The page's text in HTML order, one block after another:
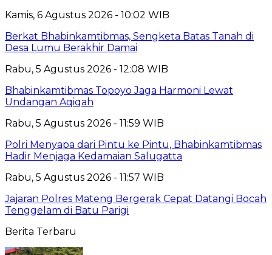
Kamis, 6 Agustus 2026 - 10:02 WIB
Berkat Bhabinkamtibmas, Sengketa Batas Tanah di
Desa Lumu Berakhir Damai
Rabu, 5 Agustus 2026 - 12:08 WIB
Bhabinkamtibmas Topoyo Jaga Harmoni Lewat
Undangan Aqiqah
Rabu, 5 Agustus 2026 - 11:59 WIB
Polri Menyapa dari Pintu ke Pintu, Bhabinkamtibmas
Hadir Menjaga Kedamaian Salugatta
Rabu, 5 Agustus 2026 - 11:57 WIB
Jajaran Polres Mateng Bergerak Cepat Datangi Bocah
Tenggelam di Batu Parigi
Berita Terbaru